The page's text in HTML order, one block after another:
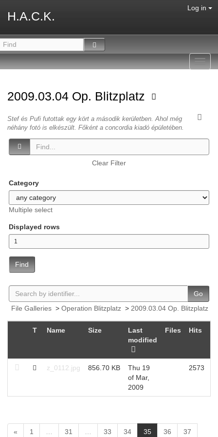
H.A.C.K.
Log in
2009.03.04 Op. Blitzplatz
Stef és Pufi futottak egy kört a második kerületben. Ahol még
néhány fotó is elkészült. Főként a concordia kiadó épületében.
Clear Filter
Category
Multiple select
Displayed rows
Find
Go
File Galleries > Operation Blitzplatz > 2009.03.04 Op. Blitzplatz
T Name Size
Last
modified
Files Hits
z_0112.jpg 856.70 KB
Thu 19
of Mar,
2009
2573
« 1 31 33 34 35(
36 37